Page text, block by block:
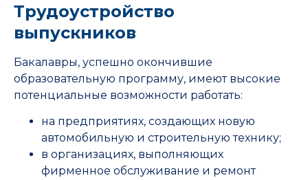
Трудоустройство
выпускников
Бакалавры, успешно окончившие
образовательную программу, имеют высокие
потенциальные возможности работать:
на предприятиях, создающих новую
автомобильную и строительную технику;
в организациях, выполняющих
фирменное обслуживание и ремонт